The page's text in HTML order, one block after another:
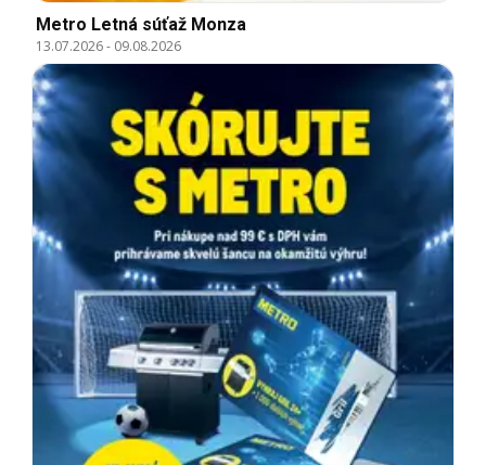
Metro Letná súťaž Monza
13.07.2026- 09.08.2026